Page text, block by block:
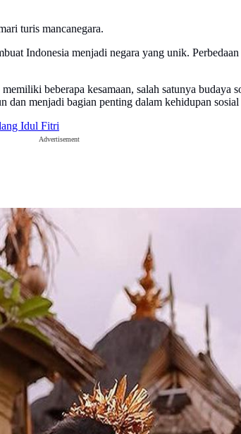
turis mancanegara.
Indonesia menjadi negara yang unik.
beberapa kesamaan, salah satunya
dan menjadi bagian penting dalam kehidupan sosial
Idul Fitri
Advertisement